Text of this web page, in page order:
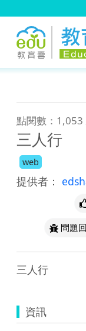
點閱數：1,053
三人行
web
提供者：
問題
三人行
資訊